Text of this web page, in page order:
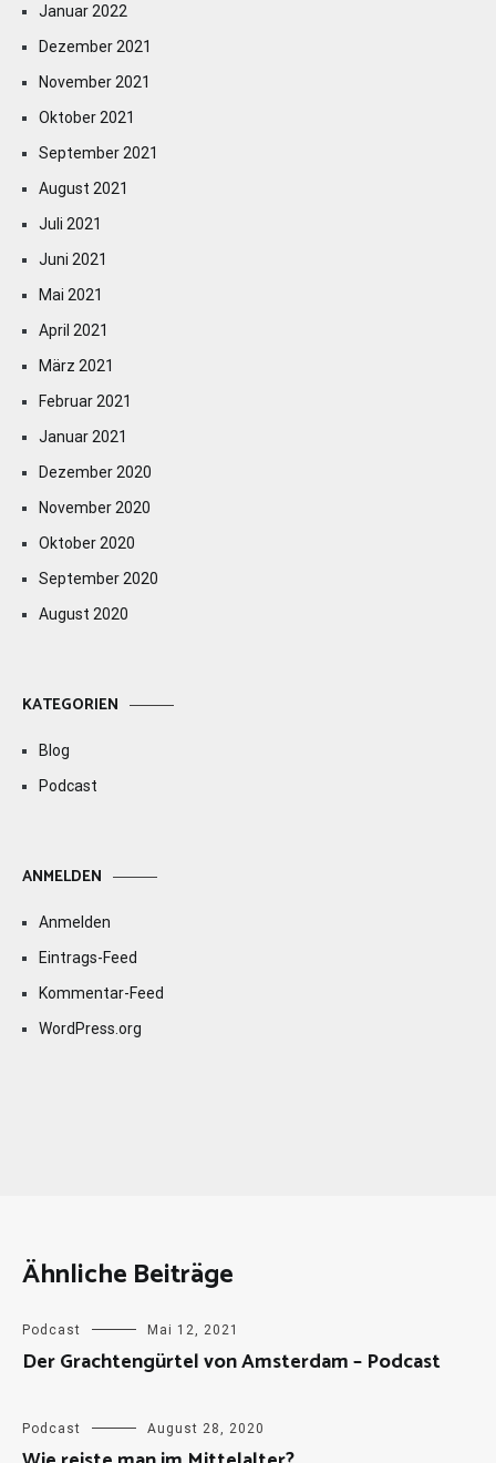
Januar 2022
Dezember 2021
November 2021
Oktober 2021
September 2021
August 2021
Juli 2021
Juni 2021
Mai 2021
April 2021
März 2021
Februar 2021
Januar 2021
Dezember 2020
November 2020
Oktober 2020
September 2020
August 2020
KATEGORIEN
Blog
Podcast
ANMELDEN
Anmelden
Eintrags-Feed
Kommentar-Feed
WordPress.org
Ähnliche Beiträge
Podcast Mai 12, 2021
Der Grachtengürtel von Amsterdam – Podcast
Podcast August 28, 2020